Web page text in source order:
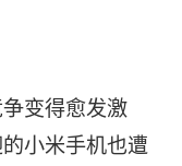
变得愈发激
小米手机也遭